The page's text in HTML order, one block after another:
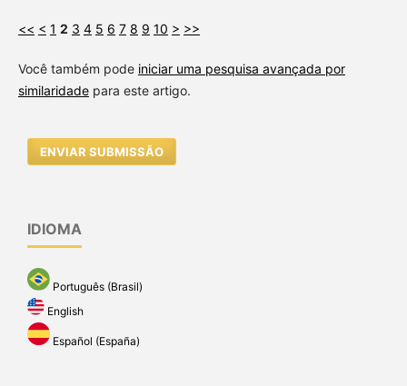
<< < 1 2 3 4 5 6 7 8 9 10 > >>
Você também pode iniciar uma pesquisa avançada por
similaridadepara este artigo.
ENVIAR SUBMISSÃO
IDIOMA
Português (Brasil)
English
Español (España)